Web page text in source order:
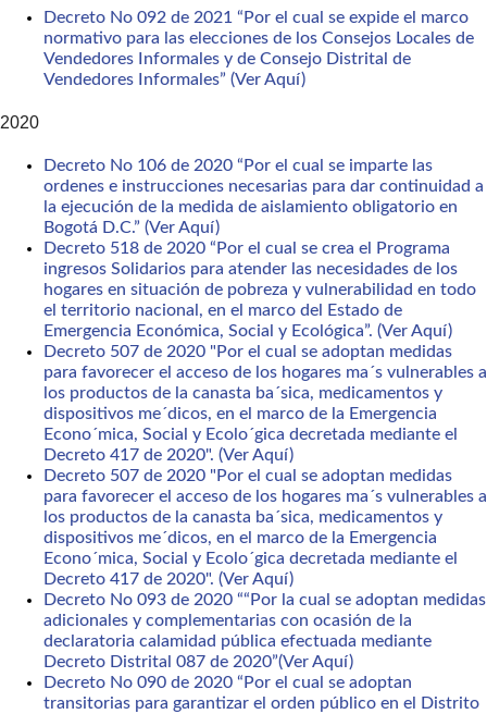
Decreto No 092 de 2021 “Por el cual se expide el marco
normativo para las elecciones de los Consejos Locales de
Vendedores Informales y de Consejo Distrital de
Vendedores Informales” (Ver Aquí)
2020
Decreto No 106 de 2020 “Por el cual se imparte las
ordenes e instrucciones necesarias para dar continuidad a
la ejecución de la medida de aislamiento obligatorio en
Bogotá D.C.” (Ver Aquí)
Decreto 518 de 2020 “Por el cual se crea el Programa
ingresos Solidarios para atender las necesidades de los
hogares en situación de pobreza y vulnerabilidad en todo
el territorio nacional, en el marco del Estado de
Emergencia Económica, Social y Ecológica”. (Ver Aquí)
Decreto 507 de 2020 "Por el cual se adoptan medidas
para favorecer el acceso de los hogares ma´s vulnerables a
los productos de la canasta ba´sica, medicamentos y
dispositivos me´dicos, en el marco de la Emergencia
Econo´mica, Social y Ecolo´gica decretada mediante el
Decreto 417 de 2020". (Ver Aquí)
Decreto 507 de 2020 "Por el cual se adoptan medidas
para favorecer el acceso de los hogares ma´s vulnerables a
los productos de la canasta ba´sica, medicamentos y
dispositivos me´dicos, en el marco de la Emergencia
Econo´mica, Social y Ecolo´gica decretada mediante el
Decreto 417 de 2020". (Ver Aquí)
Decreto No 093 de 2020 ““Por la cual se adoptan medidas
adicionales y complementarias con ocasión de la
declaratoria calamidad pública efectuada mediante
Decreto Distrital 087 de 2020”(Ver Aquí)
Decreto No 090 de 2020 “Por el cual se adoptan
transitorias para garantizar el orden público en el Distrito